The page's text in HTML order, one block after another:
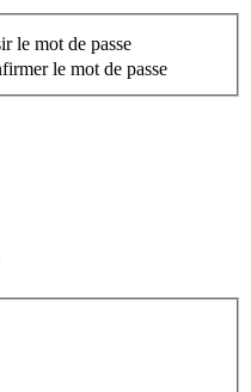
le mot de passe
le mot de passe